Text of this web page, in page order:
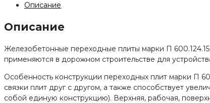
ТАIII
Описание
Описание
Железобетонные переходные плиты марки П
применяются в дорожном строительстве для
Особенность конструкции переходных плит марки П
связки плит друг с другом, а также способствует
собой единую конструкцию). Верхняя, рабочая,